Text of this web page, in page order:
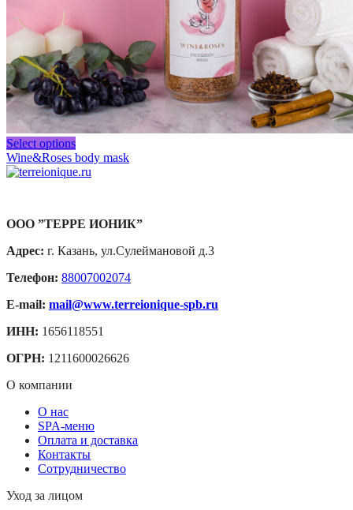
Select options
Wine&Roses body mask
ООО ”ТЕРРЕ ИОНИК”
Адрес: г. Казань, ул.Сулеймановой д.3
Телефон: 88007002074
E-mail: mail@www.terreionique-spb.ru
ИНН: 1656118551
ОГРН: 1211600026626
О компании
О нас
SPA-меню
Оплата и доставка
Контакты
Сотрудничество
Уход за лицом